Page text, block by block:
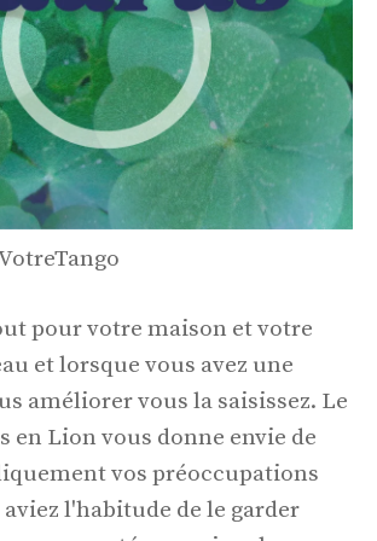
pour votre maison et votre
et lorsque vous avez une
améliorer vous la saisissez. Le
en Lion vous donne envie de
vos préoccupations
l'habitude de le garder